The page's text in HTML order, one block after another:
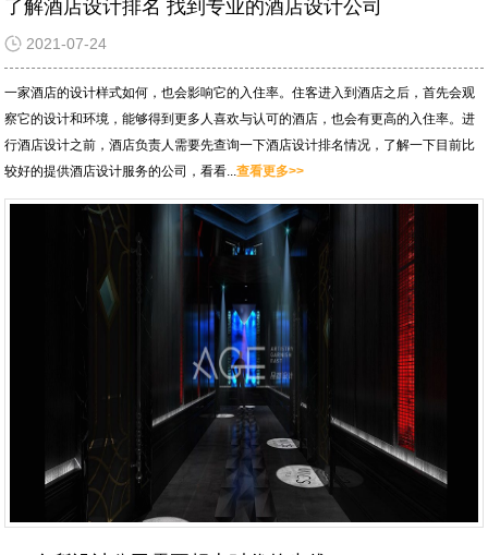
了解酒店设计排名 找到专业的酒店设计公司
2021-07-24
一家酒店的设计样式如何，也会影响它的入住率。住客进入到酒店之后，首先会观
察它的设计和环境，能够得到更多人喜欢与认可的酒店，也会有更高的入住率。进
行酒店设计之前，酒店负责人需要先查询一下酒店设计排名情况，了解一下目前比
较好的提供酒店设计服务的公司，看看...查看更多>>